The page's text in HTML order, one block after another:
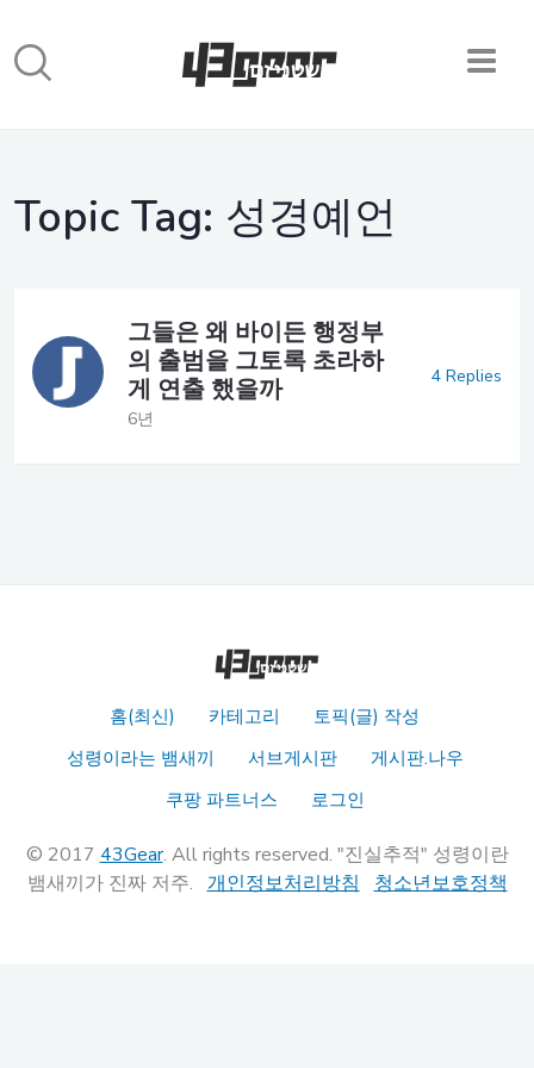
Topic Tag: 성경예언
그들은 왜 바이든 행정부
의 출범을 그토록 초라하
게 연출 했을까
6년
4 Replies
홈(최신) 카테고리
토픽(글) 작성
성령이라는 뱀새끼
서브게시판
게시판.나우
쿠팡 파트너스
로그인
© 2017 43Gear. All rights reserved. "진실추적" 성령이란
뱀새끼가 진짜 저주. 개인정보처리방침 청소년보호정책